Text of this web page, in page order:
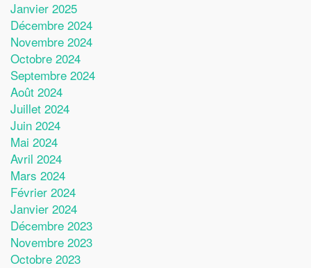
Janvier 2025
Décembre 2024
Novembre 2024
Octobre 2024
Septembre 2024
Août 2024
Juillet 2024
Juin 2024
Mai 2024
Avril 2024
Mars 2024
Février 2024
Janvier 2024
Décembre 2023
Novembre 2023
Octobre 2023